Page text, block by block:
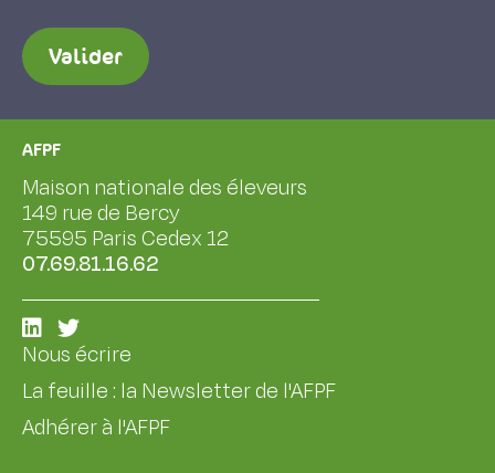
Valider
AFPF
Maison nationale des éleveurs
149 rue de Bercy
75595 Paris Cedex 12
07.69.81.16.62
Nous écrire
La feuille : la Newsletter de l'AFPF
Adhérer à l'AFPF